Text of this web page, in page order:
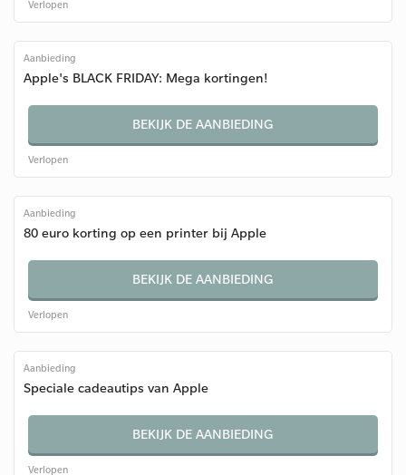
Verlopen
Aanbieding
Apple's BLACK FRIDAY: Mega kortingen!
BEKIJK DE AANBIEDING
Verlopen
Aanbieding
80 euro korting op een printer bij Apple
BEKIJK DE AANBIEDING
Verlopen
Aanbieding
Speciale cadeautips van Apple
BEKIJK DE AANBIEDING
Verlopen